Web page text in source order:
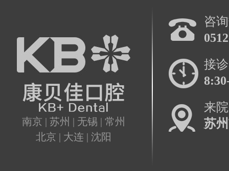
南京 | 苏州 | 无锡 | 常州
北京 | 大连 | 沈阳
咨
接
来
苏